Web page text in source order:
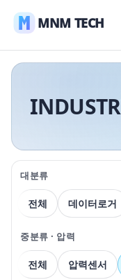
MNM TECH
대분류
전체 데이터로거
중분류 · 압력
전체 압력센서